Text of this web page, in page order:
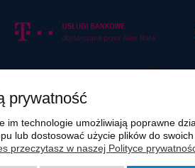
graficzne i zdjęciowe zamieszczone na stronie
prywatność
im technologie umożliwiają poprawne
lub dostosować użycie plików do
przeczytasz w naszej Polityce